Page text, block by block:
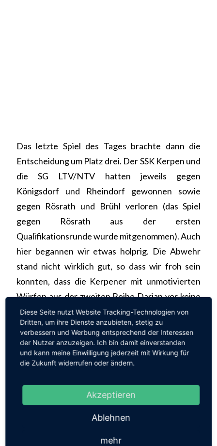
Das letzte Spiel des Tages brachte dann die
Entscheidung um Platz drei. Der SSK Kerpen und
die SG LTV/NTV hatten jeweils gegen
Königsdorf und Rheindorf gewonnen sowie
gegen Rösrath und Brühl verloren (das Spiel
gegen Rösrath aus der ersten
Qualifikationsrunde wurde mitgenommen). Auch
hier begannen wir etwas holprig. Die Abwehr
stand nicht wirklich gut, so dass wir froh sein
konnten, dass die Kerpener mit unmotivierten
Würfen aus der zweiten Reihe Darian vor keine
großen Aufgaben stellten. Das wir trotzdem 13
Gegentore einstecken mussten zeigt, dass wir
weiter an der Deckung arbeiten müssen. Im
Angriff überzeugten alle Akteure. Schnell zeigte
großartig haltende Kerpener-Keeper, seine
Stärken bei hohen Bällen nicht ausspielen
konnte. Dies war sicherlich mit
Diese Seite nutzt Website Tracking-Technologien von
Dritten, um ihre Dienste anzubieten, stetig zu
verbessern und Werbung entsprechend der Interessen
der Nutzer anzuzeigen. Ich bin damit einverstanden
und kann meine Einwilligung jederzeit mit Wirkung für
die Zukunft widerrufen oder ändern.
Akzeptieren
Ablehnen
mehr